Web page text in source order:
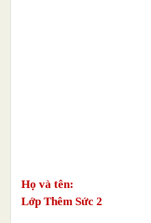
Họ và tên:
Lớp Thêm Sức 2